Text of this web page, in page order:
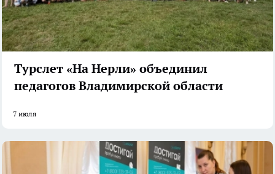
Турслет «На Нерли» объединил
педагогов Владимирской области
7 июля